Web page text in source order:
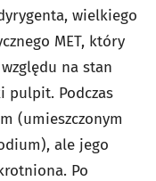
wielkiego
MET, który
na stan
pulpit. Podczas
(umieszczonym
ale jego
Po